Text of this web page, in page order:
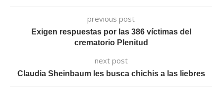
previous post
Exigen respuestas por las 386 víctimas del
crematorio Plenitud
next post
Claudia Sheinbaum les busca chichis a las liebres